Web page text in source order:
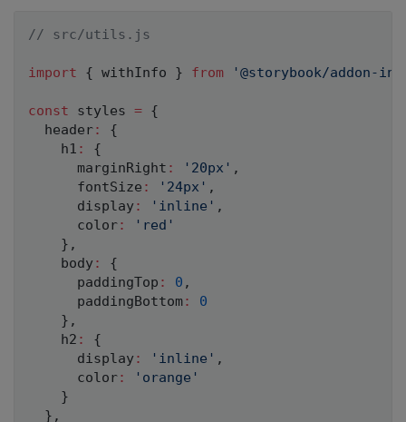
// src/utils.js
import { withInfo } from '@storybook/addon-
const styles = {
  header
:
{
    h1
:
{
      marginRight
: '20px' ,
      fontSize
: '24px' ,
      display
: 'inline' ,
      color
:
'red'
} ,
    body
:
{
      paddingTop
: 0 ,
      paddingBottom
:
0
} ,
    h2
:
{
      display
: 'inline' ,
      color
:
'orange'
}
} ,